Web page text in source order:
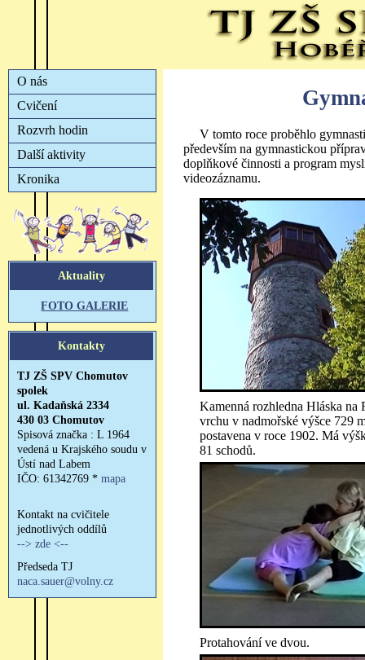
V tomto roce proběhlo
především na gymnastickou
doplňkové činnosti a program
videozáznamu.
Kamenná rozhledna Hláska na
vrchu v nadmořské výšce 729
postavena v roce 1902. Má
81 schodů.
Protahování ve dvou.